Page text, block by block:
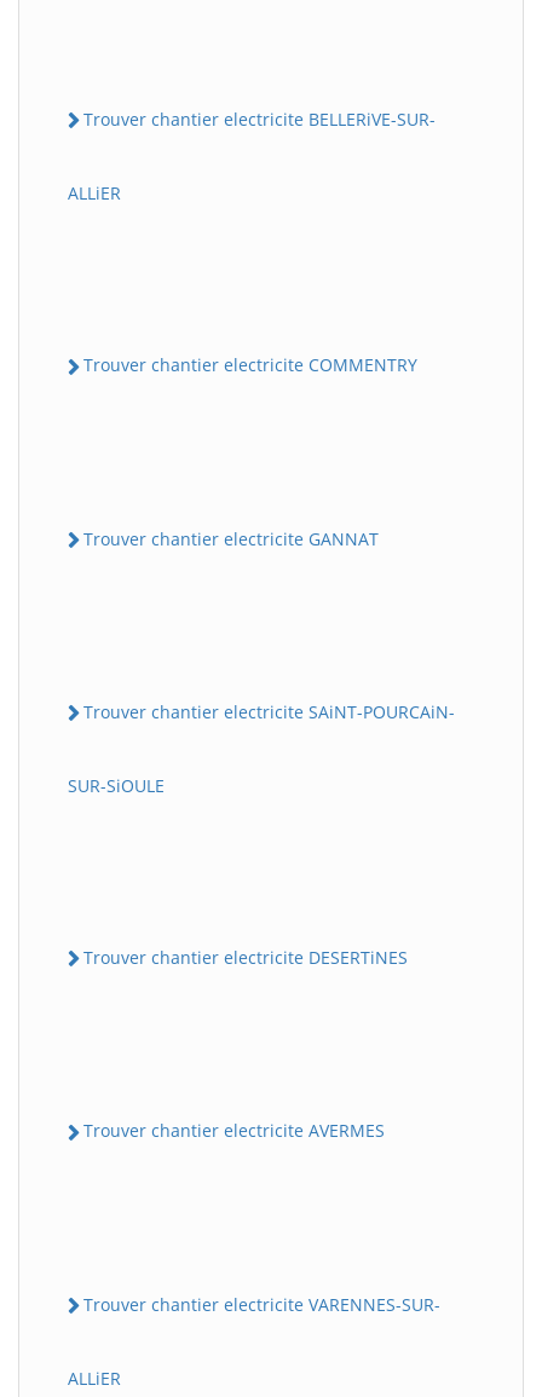
Trouver chantier electricite BELLERiVE-SUR-
ALLiER
Trouver chantier electricite COMMENTRY
Trouver chantier electricite GANNAT
Trouver chantier electricite SAiNT-POURCAiN-
SUR-SiOULE
Trouver chantier electricite DESERTiNES
Trouver chantier electricite AVERMES
Trouver chantier electricite VARENNES-SUR-
ALLiER